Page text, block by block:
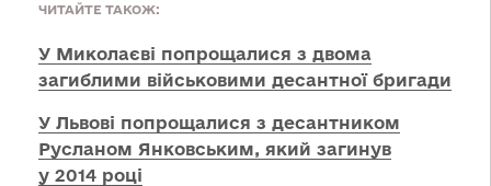
ЧИТАЙТЕ ТАКОЖ:
У Миколаєві попрощалися з двома
загиблими військовими десантної бригади
У Львові попрощалися з десантником
Русланом Янковським, який загинув
у 2014 році